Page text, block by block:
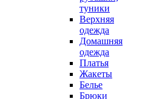
туники
Верхняя
одежда
Домашняя
одежда
Платья
Жакеты
Белье
Брюки